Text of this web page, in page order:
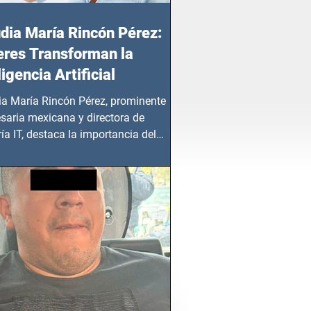
María Rincón Pérez:
Transforman la
Artificial
María Rincón Pérez, prominente
mexicana y directora de
IT, destaca la importancia del